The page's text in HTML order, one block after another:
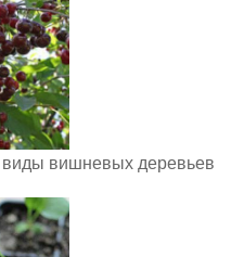
вишневых деревьев